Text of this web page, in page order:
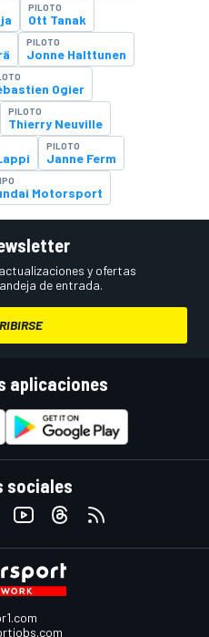
PILOTO
Ott Tanak
PILOTO
Jonne Halttunen
Ogier
PILOTO
Thierry Neuville
PILOTO
Janne Ferm
Motorsport
y ofertas
de entrada.
aplicaciones
sociales